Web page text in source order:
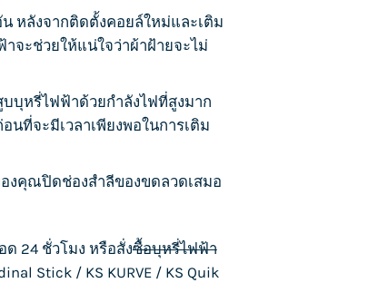
หลังจากติดตั้งคอยล์ใหม่และเติม
าจะช่วยให้แน่ใจว่าผ้าฝ้ายจะไม่
บบุหรี่ไฟฟ้าด้วยกำลังไฟที่สูงมาก
นที่จะมีเวลาเพียงพอในการเติม
งคุณปิดช่องสำลีของขดลวดเสมอ
24 ชั่วโมง หรือสั่งซื้อบุหรี่ไฟฟ้า
Stick/ KS KURVE/ KS Quik